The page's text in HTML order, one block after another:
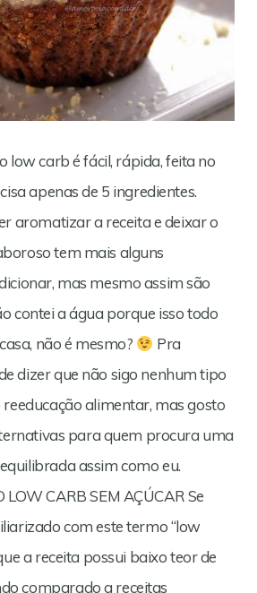
low carb é fácil, rápida, feita no
apenas de 5 ingredientes.
aromatizar a receita e deixar o
tem mais alguns
mas mesmo assim são
contei a água porque isso todo
não é mesmo?
Pra
dizer que não sigo nenhum tipo
reeducação alimentar, mas gosto
para quem procura uma
assim como eu.
LOW CARB SEM AÇÚCAR Se
com este termo “low
a receita possui baixo teor de
comparado a receitas